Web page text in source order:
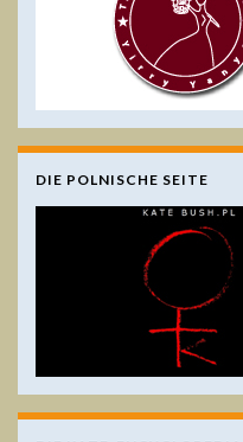
DIE POLNISCHE SEITE